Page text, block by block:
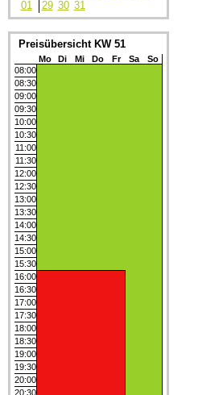
01
29 30 31
Preisübersicht KW 51
Mo Di Mi Do Fr Sa
So
08:00
08:30
09:00
09:30
10:00
10:30
11:00
11:30
12:00
12:30
13:00
13:30
14:00
14:30
15:00
15:30
16:00
16:30
17:00
17:30
18:00
18:30
19:00
19:30
20:00
20:30